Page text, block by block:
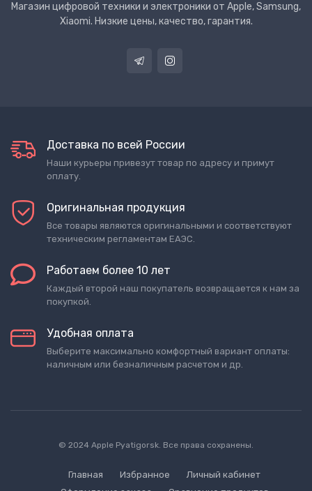
Магазин цифровой техники и электроники от Apple, Samsung,
Xiaomi. Низкие цены, качество, гарантия.
Доставка по всей России
Наши курьеры привезут товар по адресу и примут
оплату.
Оригинальная продукция
Все товары являются оригинальными и соответствуют
техническим регламентам ЕАЭС.
Работаем более 10 лет
Каждый второй наш покупатель возвращается к нам за
покупкой.
Удобная оплата
Выберите максимально комфортный вариант оплаты:
наличным или безналичным расчетом и др.
© 2024 Apple Pyatigorsk. Все права сохранены.
Главная Избранное
Личный кабинет